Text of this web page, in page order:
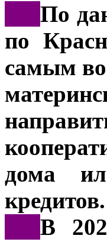
По
по
самым
дома
кредитов.
В